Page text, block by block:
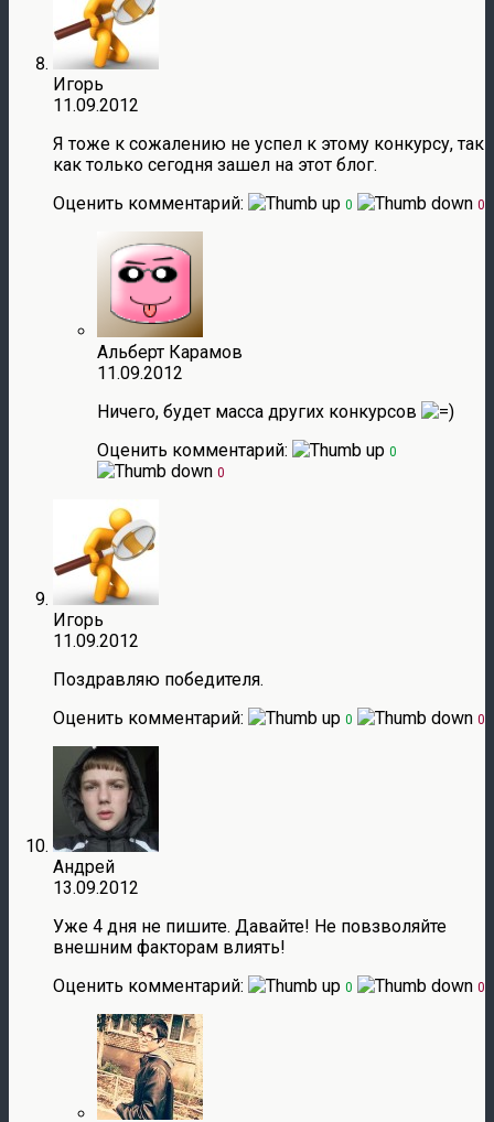
Игорь
11.09.2012
Я тоже к сожалению не успел к этому конкурсу, так
как только сегодня зашел на этот блог.
Оценить комментарий:
0 0
Альберт Карамов
11.09.2012
Ничего, будет масса других конкурсов
Оценить комментарий:
0
0
Игорь
11.09.2012
Поздравляю победителя.
Оценить комментарий:
0 0
Андрей
13.09.2012
Уже 4 дня не пишите. Давайте! Не повзволяйте
внешним факторам влиять!
Оценить комментарий:
0 0